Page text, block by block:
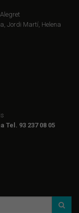
Jordi Martí, Helena
Tel. 93 237 08 05